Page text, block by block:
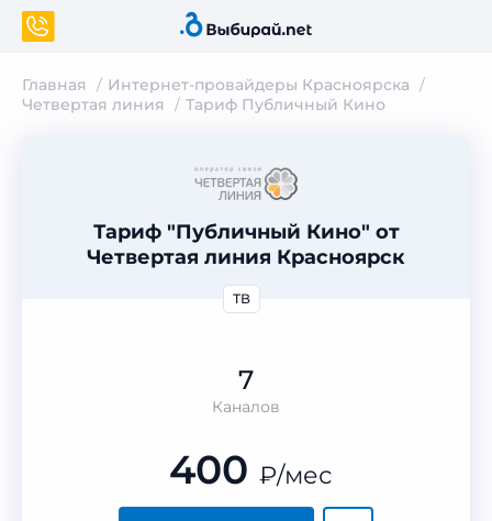
Главная
Интернет-провайдеры Красноярска
Четвертая линия
Тариф Публичный Кино
Тариф "Публичный Кино" от
Четвертая линия Красноярск
ТВ
7
Каналов
400 ₽/мес